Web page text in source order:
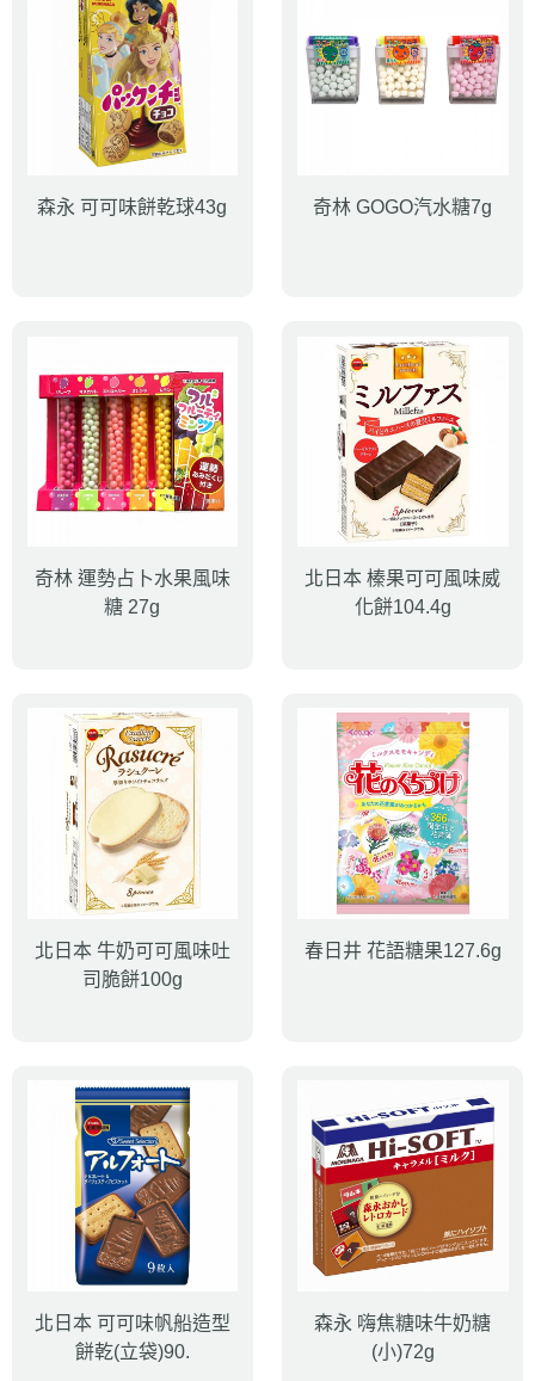
森永 可可味餅乾球43g 奇林 GOGO汽水糖7g
奇林 運勢占卜水果風味
糖 27g
北日本 榛果可可風味威
化餅104.4g
北日本 牛奶可可風味吐
司脆餅100g
春日井 花語糖果127.6g
北日本 可可味帆船造型
餅乾(立袋)90.
森永 嗨焦糖味牛奶糖
(小)72g